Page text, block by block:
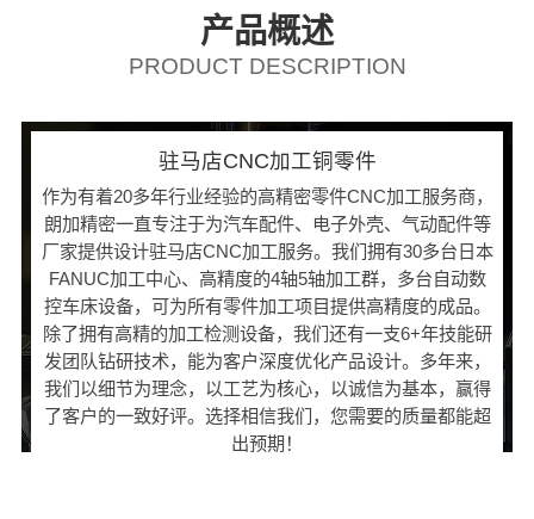
产品概述
PRODUCT DESCRIPTION
驻马店CNC加工铜零件
作为有着20多年行业经验的高精密零件CNC加工服务商，
朗加精密一直专注于为汽车配件、电子外壳、气动配件等
厂家提供设计驻马店CNC加工服务。我们拥有30多台日本
FANUC加工中心、高精度的4轴5轴加工群，多台自动数
控车床设备，可为所有零件加工项目提供高精度的成品。
除了拥有高精的加工检测设备，我们还有一支6+年技能研
发团队钻研技术，能为客户深度优化产品设计。多年来，
我们以细节为理念，以工艺为核心，以诚信为基本，赢得
了客户的一致好评。选择相信我们，您需要的质量都能超
出预期！